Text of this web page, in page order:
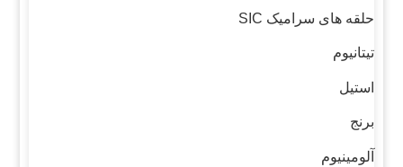
حلقه های سرامیک SIC
تیتانیوم
استیل
برنج
آلومینیوم